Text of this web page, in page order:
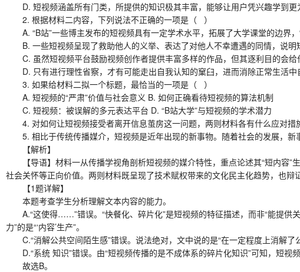
D. 短视频涵盖所有门类，所提供的知识极其丰富，能够让用户凭兴趣学到更
2. 根据材料二内容，下列说法不正确的一项是（ ）
A. “B站”一些博主发布的短视频具有一定学术水平，拓展了大学课堂的边界，
B. 一些短视频呈现了救助他人的义举、表达了对他人不幸遭遇的同情，说明
C. 虽然短视频平台鼓励视频创作者提供丰富多样的作品，但其逐利目的会给
D. 只有进行理性省察，才有可能走出自我认知的窠臼，进而消除正常生活中
3. 如果给材料二拟一个标题，最恰当的一项是（ ）
A. 短视频的“严肃”价值与社会意义 B. 如何正确看待短视频的算法机制
C. 短视频：被误解的多元表达平台 D. “B站大学”与短视频的学术潜力
4. 对如何让短视频接受者离开信息茧房这一问题，两则材料各有什么应对措
5. 相比于传统传播媒介，短视频是近年出现的新事物。随着社会的发展，新
【解析】
【导语】材料一从传播学视角剖析短视频的媒介特性，重点论述其“短内容”
社会关怀等正向价值。两则材料既呈现了技术赋权带来的文化民主化趋势，也辩
【1题详解】
本题考查学生分析理解文本内容的能力。
A.“这使得……”错误。“快餐化、碎片化”是短视频的特征描述，而非“能提供
力”的是“‘内容’生产”。
C.“消解公共空间陌生感”错误。说法绝对，文中说的是“在一定程度上消解了
D.“系统 知识”错误。由“短视频传播的是不成体系的碎片化知识”可知，短视频
故选B。